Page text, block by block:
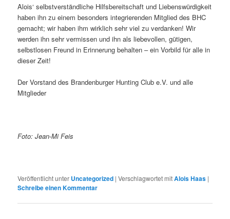
Alois‘ selbstverständliche Hilfsbereitschaft und Liebenswürdigkeit
haben ihn zu einem besonders integrierenden Mitglied des BHC
gemacht; wir haben ihm wirklich sehr viel zu verdanken! Wir
werden ihn sehr vermissen und ihn als liebevollen, gütigen,
selbstlosen Freund in Erinnerung behalten – ein Vorbild für alle in
dieser Zeit!
Der Vorstand des Brandenburger Hunting Club e.V. und alle
Mitglieder
Foto: Jean-Mi Feis
Veröffentlicht unter Uncategorized |Verschlagwortet mitAlois Haas |
Schreibe einen Kommentar